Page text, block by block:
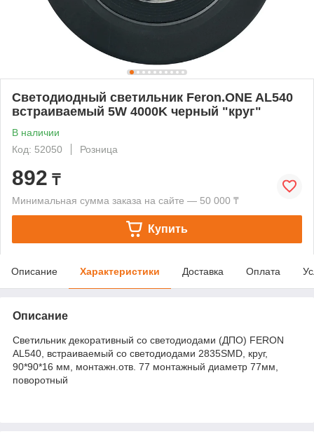
Светодиодный светильник Feron.ONE AL540
встраиваемый 5W 4000K черный "круг"
В наличии
Код: 52050
Розница
892 ₸
Минимальная сумма заказа на сайте — 50 000 ₸
Купить
Описание Характеристики Доставка Оплата
Описание
Светильник декоративный со светодиодами (ДПО) FERON
AL540, встраиваемый со светодиодами 2835SMD, круг,
90*90*16 мм, монтажн.отв. 77 монтажный диаметр 77мм,
поворотный